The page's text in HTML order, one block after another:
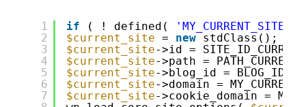
1
2
3
4
5
6
7
if ( ! defined( 'MY_CURRENT_SITE'
$current_site
= new stdClass();
$current_site->id =
$current_site->path =
$current_site->blog_id =
$current_site->domain =
$current_site->cookie_domain =